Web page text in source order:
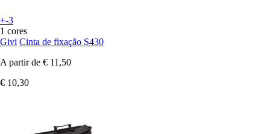
+-3
1 cores
Givi Cinta de fixação S430
A partir de € 11,50
€ 10,30